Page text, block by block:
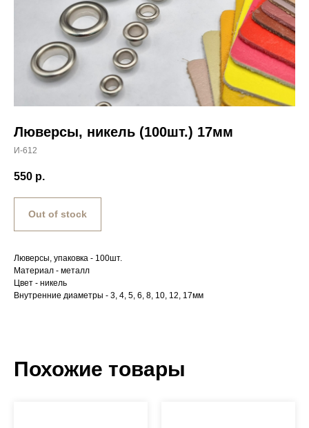
Люверсы, никель (100шт.) 17мм
И-612
550 р.
Out of stock
Люверсы, упаковка - 100шт.
Материал - металл
Цвет - никель
Внутренние диаметры - 3, 4, 5, 6, 8, 10, 12, 17мм
Похожие товары